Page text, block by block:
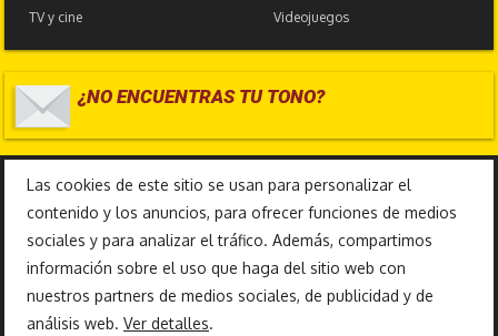
TV y cine
Videojuegos
¿NO ENCUENTRAS TU TONO?
Las cookies de este sitio se usan para personalizar el
contenido y los anuncios, para ofrecer funciones de medios
sociales y para analizar el tráfico. Además, compartimos
información sobre el uso que haga del sitio web con
nuestros partners de medios sociales, de publicidad y de
análisis web. Ver detalles.